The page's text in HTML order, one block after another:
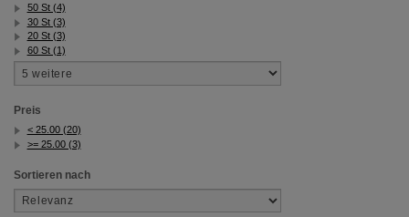
50 St (4)
30 St (3)
20 St (3)
60 St (1)
Preis
< 25.00 (20)
>= 25.00 (3)
Sortieren nach